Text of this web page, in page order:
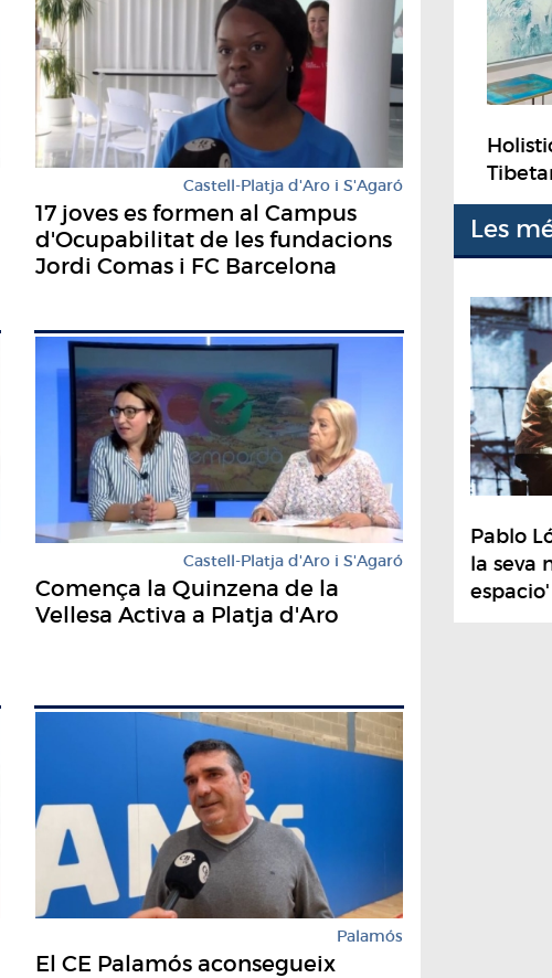
Castell-Platja d'Aro i S'Agaró
17 joves es formen al Campus
d'Ocupabilitat de les fundacions
Jordi Comas i FC Barcelona
Castell-Platja d'Aro i S'Agaró
Comença la Quinzena de la
Vellesa Activa a Platja d'Aro
Palamós
El CE Palamós aconsegueix
Les
Pablo
la seva
espacio'